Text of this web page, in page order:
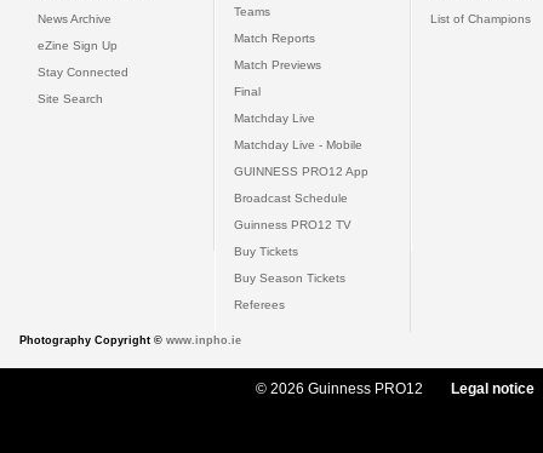
News Archive
eZine Sign Up
Stay Connected
Site Search
Teams
Match Reports
Match Previews
Final
Matchday Live
Matchday Live - Mobile
GUINNESS PRO12 App
Broadcast Schedule
Guinness PRO12 TV
Buy Tickets
Buy Season Tickets
Referees
List of Champions
Photography Copyright © www.inpho.ie
© 2026 Guinness PRO12 Legal notice